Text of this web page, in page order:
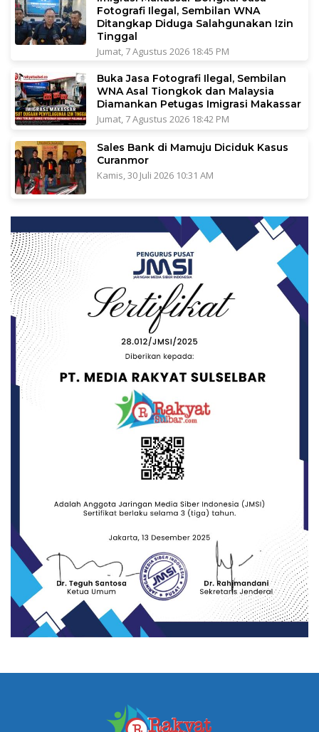
Fotografi Ilegal, Sembilan WNA
Ditangkap Diduga Salahgunakan Izin
Tinggal
Jumat, 7 Agustus 2026 18:45 PM
Buka Jasa Fotografi Ilegal, Sembilan
WNA Asal Tiongkok dan Malaysia
Diamankan Petugas Imigrasi Makassar
Jumat, 7 Agustus 2026 18:42 PM
Sales Bank di Mamuju Diciduk Kasus
Curanmor
Kamis, 30 Juli 2026 10:31 AM